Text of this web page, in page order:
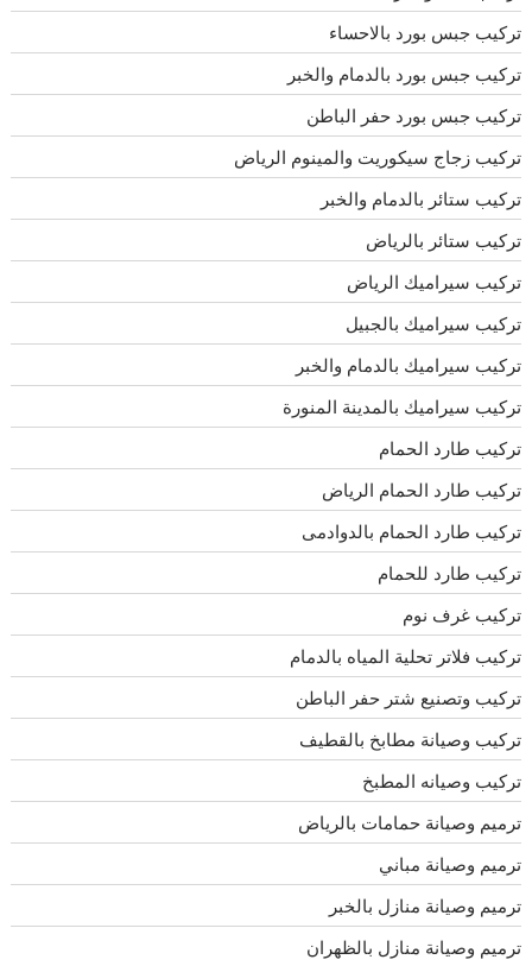
تركيب جبس بورد بالاحساء
تركيب جبس بورد بالدمام والخبر
تركيب جبس بورد حفر الباطن
تركيب زجاج سيكوريت والمينوم الرياض
تركيب ستائر بالدمام والخبر
تركيب ستائر بالرياض
تركيب سيراميك الرياض
تركيب سيراميك بالجبيل
تركيب سيراميك بالدمام والخبر
تركيب سيراميك بالمدينة المنورة
تركيب طارد الحمام
تركيب طارد الحمام الرياض
تركيب طارد الحمام بالدوادمى
تركيب طارد للحمام
تركيب غرف نوم
تركيب فلاتر تحلية المياه بالدمام
تركيب وتصنيع شتر حفر الباطن
تركيب وصيانة مطابخ بالقطيف
تركيب وصيانه المطبخ
ترميم وصيانة حمامات بالرياض
ترميم وصيانة مباني
ترميم وصيانة منازل بالخبر
ترميم وصيانة منازل بالظهران